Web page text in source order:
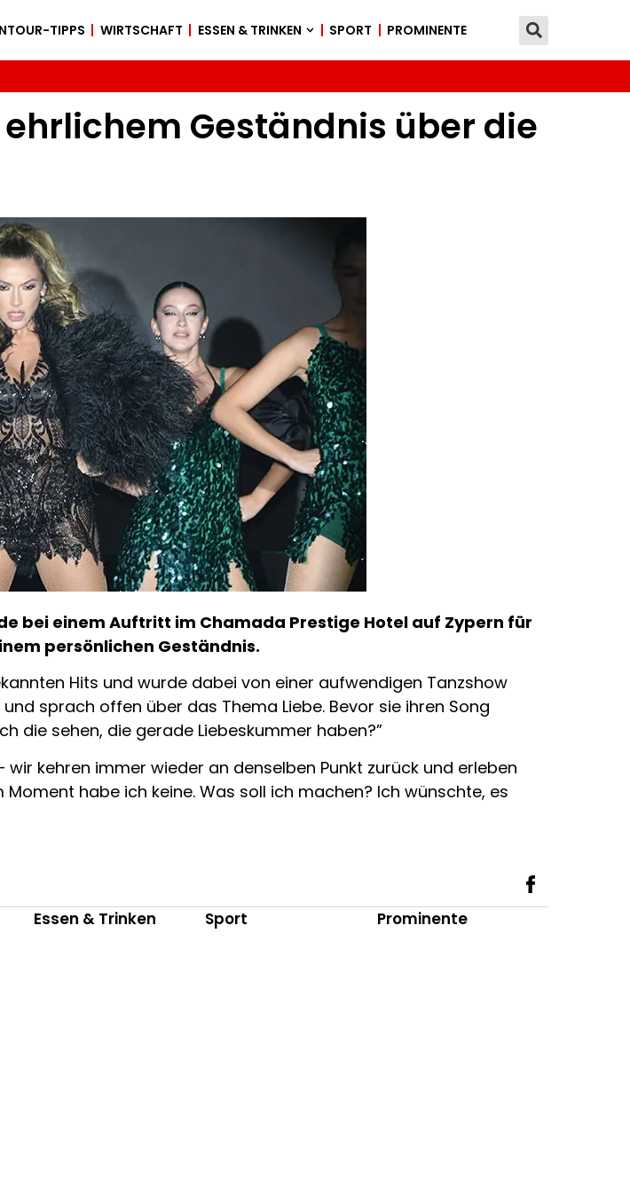
TIPPS WIRTSCHAFT ESSEN & TRINKEN SPORT PROMINENTE
Geständnis über die
bei einem Auftritt im Chamada Prestige Hotel auf Zypern für
persönlichen Geständnis.
Hits und wurde dabei von einer aufwendigen Tanzshow
sprach offen über das Thema Liebe. Bevor sie ihren Song
die sehen, die gerade Liebeskummer haben?”
kehren immer wieder an denselben Punkt zurück und erleben
habe ich keine. Was soll ich machen? Ich wünschte, es
Essen & Trinken Sport Prominente